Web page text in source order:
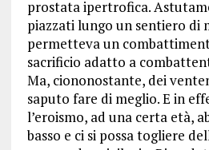
prostata ipertrofica.
piazzati lungo un sentiero di
permetteva un
sacrificio adatto a
Ma, ciononostante, dei
saputo fare di meglio. E in
l’eroismo, ad una certa età,
basso e ci si possa togliere